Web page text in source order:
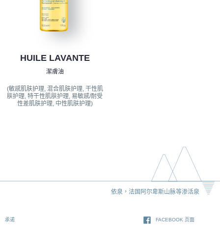
HUILE LAVANTE
潔膚油
(敏感肌肤护理, 混合肌肤护理, 干性肌
肤护理, 特干性肌肤护理, 易敏感/耐受
性差肌肤护理, 中性肌肤护理)
依泉，法国阿尔卑斯山脉等渗活泉
承诺 FACEBOOK 页面